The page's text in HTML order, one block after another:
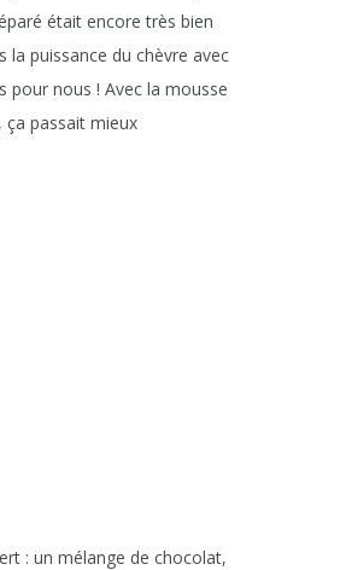
était encore très bien
la puissance du chèvre avec
pour nous ! Avec la mousse
ça passait mieux
: un mélange de chocolat,